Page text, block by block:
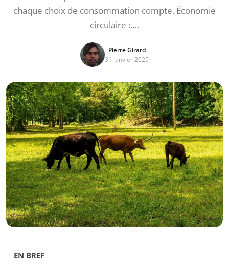
chaque choix de consommation compte. Économie
circulaire :….
Pierre Girard
31 janvier 2025
EN BREF